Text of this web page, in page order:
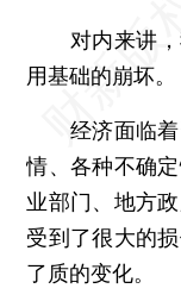
对内来讲，
用基础的崩坏。
经济面临着
情、各种不确
业部门、地方
受到了很大的
了质的变化。